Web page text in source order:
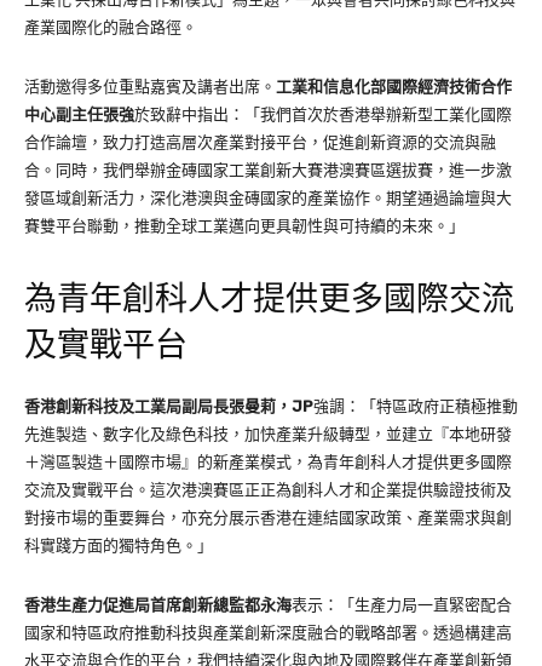
產業國際化的融合路徑。
活動邀得多位重點嘉賓及講者出席。 工業和信息化部國際經濟技術合作
中心副主任張強於致辭中指出：「我們首次於香港舉辦新型工業化國際
合作論壇，致力打造高層次產業對接平台，促進創新資源的交流與融
合。同時，我們舉辦金磚國家工業創新大賽港澳賽區選拔賽，進一步激
發區域創新活力，深化港澳與金磚國家的產業協作。期望通過論壇與大
賽雙平台聯動，推動全球工業邁向更具韌性與可持續的未來。」
為青年創科人才提供更多國際交流
及實戰平台
香港創新科技及工業局副局長張曼莉，JP強調：「特區政府正積極推動
先進製造、數字化及綠色科技，加快產業升級轉型，並建立『本地研發
＋灣區製造＋國際市場』的新產業模式，為青年創科人才提供更多國際
交流及實戰平台。這次港澳賽區正正為創科人才和企業提供驗證技術及
對接市場的重要舞台，亦充分展示香港在連結國家政策、產業需求與創
科實踐方面的獨特角色。」
香港生產力促進局首席創新總監都永海表示：「生產力局一直緊密配合
國家和特區政府推動科技與產業創新深度融合的戰略部署。透過構建高
水平交流與合作的平台，我們持續深化與內地及國際夥伴在產業創新領